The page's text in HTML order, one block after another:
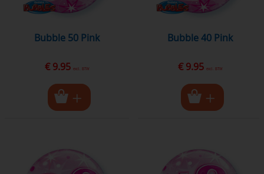
Bubble 50 Pink
€ 9.95 excl. BTW
Bubble 40 Pink
€ 9.95 excl. BTW